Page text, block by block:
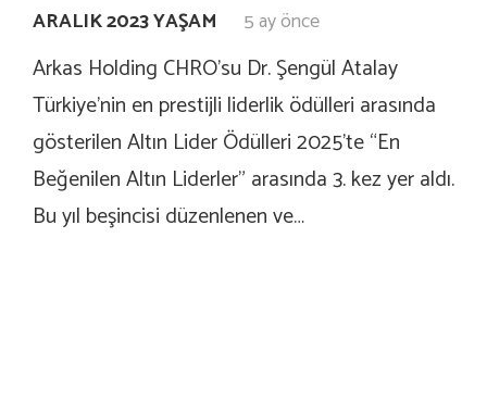
ARALIK 2023 YAŞAM 5 ay önce
Arkas Holding CHRO’su Dr. Şengül Atalay
Türkiye’nin en prestijli liderlik ödülleri arasında
gösterilen Altın Lider Ödülleri 2025’te “En
Beğenilen Altın Liderler” arasında 3. kez yer aldı.
Bu yıl beşincisi düzenlenen ve…